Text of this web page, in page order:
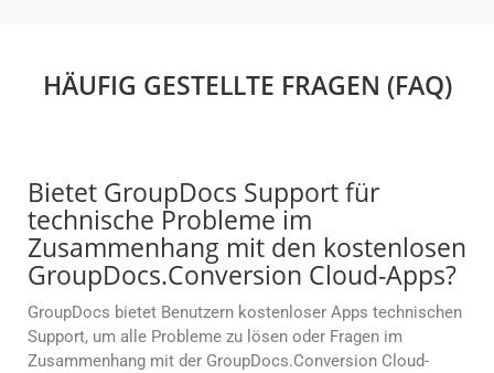
HÄUFIG GESTELLTE FRAGEN (FAQ)
Bietet GroupDocs Support für
technische Probleme im
Zusammenhang mit den kostenlosen
GroupDocs.Conversion Cloud-Apps?
GroupDocs bietet Benutzern kostenloser Apps technischen
Support, um alle Probleme zu lösen oder Fragen im
Zusammenhang mit der GroupDocs.Conversion Cloud-